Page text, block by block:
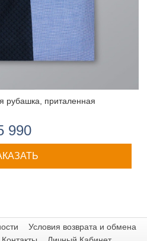
рубашка, приталенная
990
Условия возврата и обмена